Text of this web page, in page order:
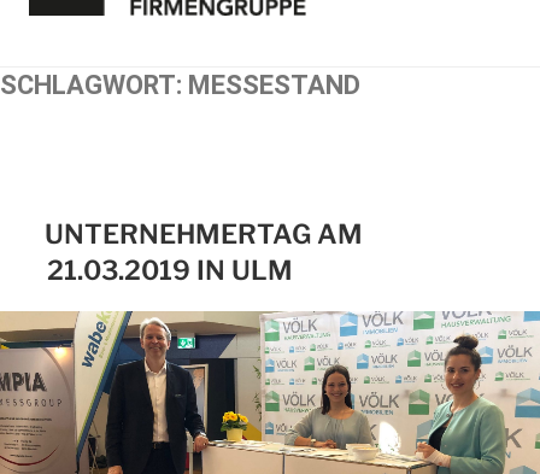
SCHLAGWORT: MESSESTAND
UNTERNEHMERTAG AM
21.03.2019 IN ULM